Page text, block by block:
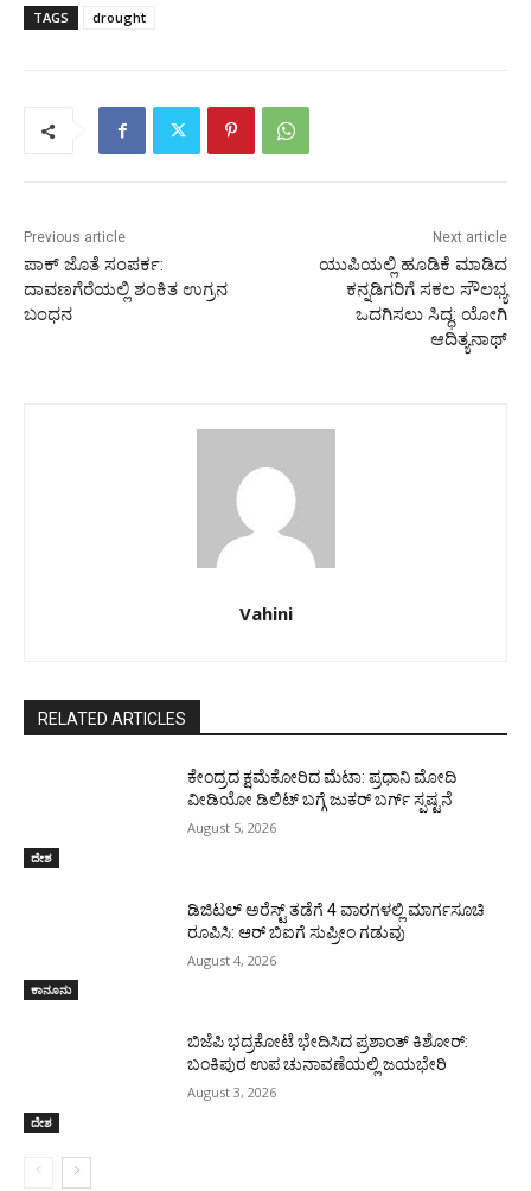
TAGS drought
Previous article
ಪಾಕ್ ಜೊತೆ ಸಂಪರ್ಕ:
ದಾವಣಗೆರೆಯಲ್ಲಿ ಶಂಕಿತ ಉಗ್ರನ
ಬಂಧನ
Next article
ಯುಪಿಯಲ್ಲಿ ಹೂಡಿಕೆ ಮಾಡಿದ
ಕನ್ನಡಿಗರಿಗೆ ಸಕಲ ಸೌಲಭ್ಯ
ಒದಗಿಸಲು ಸಿದ್ಧ: ಯೋಗಿ
ಆದಿತ್ಯನಾಥ್
Vahini
RELATED ARTICLES
ದೇಶ
ಕೇಂದ್ರದ ಕ್ಷಮೆಕೋರಿದ ಮೆಟಾ: ಪ್ರಧಾನಿ ಮೋದಿ
ವೀಡಿಯೋ ಡಿಲಿಟ್ ಬಗ್ಗೆ ಜುಕರ್ ಬರ್ಗ್ ಸ್ಪಷ್ಟನೆ
August 5, 2026
ಕಾನೂನು
ಡಿಜಿಟಲ್ ಅರೆಸ್ಟ್ ತಡೆಗೆ 4 ವಾರಗಳಲ್ಲಿ ಮಾರ್ಗಸೂಚಿ
ರೂಪಿಸಿ: ಆರ್ ಬಿಐಗೆ ಸುಪ್ರೀಂ ಗಡುವು
August 4, 2026
ದೇಶ
ಬಿಜೆಪಿ ಭದ್ರಕೋಟೆ ಭೇದಿಸಿದ ಪ್ರಶಾಂತ್ ಕಿಶೋರ್:
ಬಂಕಿಪುರ ಉಪ ಚುನಾವಣೆಯಲ್ಲಿ ಜಯಭೇರಿ
August 3, 2026